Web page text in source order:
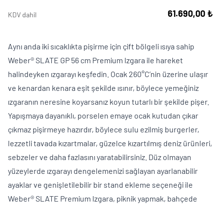
Türkçe(tr)
KDV dahil 61.690,00 ₺
Aynı anda iki sıcaklıkta pişirme için çift bölgeli ısıya sahip
Weber® SLATE GP 56 cm Premium Izgara ile hareket
halindeyken ızgarayı keşfedin. Ocak 260°C’nin üzerine ulaşır
ve kenardan kenara eşit şekilde ısınır, böylece yemeğiniz
ızgaranın neresine koyarsanız koyun tutarlı bir şekilde pişer.
Yapışmaya dayanıklı, porselen emaye ocak kutudan çıkar
çıkmaz pişirmeye hazırdır, böylece sulu ezilmiş burgerler,
lezzetli tavada kızartmalar, güzelce kızartılmış deniz ürünleri,
sebzeler ve daha fazlasını yaratabilirsiniz. Düz olmayan
yüzeylerde ızgarayı dengelemenizi sağlayan ayarlanabilir
ayaklar ve genişletilebilir bir stand ekleme seçeneği ile
Weber® SLATE Premium Izgara, piknik yapmak, bahçede